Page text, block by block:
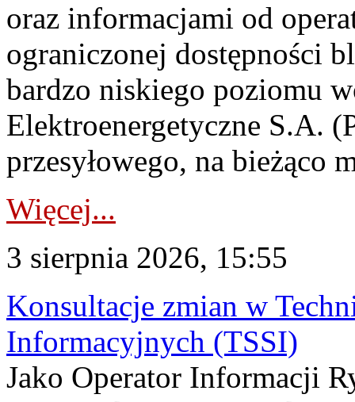
oraz informacjami od
ograniczonej dostępności
bardzo niskiego poziomu
Elektroenergetyczne S.A.
przesyłowego, na bieżąco
Więcej...
3 sierpnia 2026, 15:55
Konsultacje zmian w
Informacyjnych (TSSI)
Jako Operator Informacji